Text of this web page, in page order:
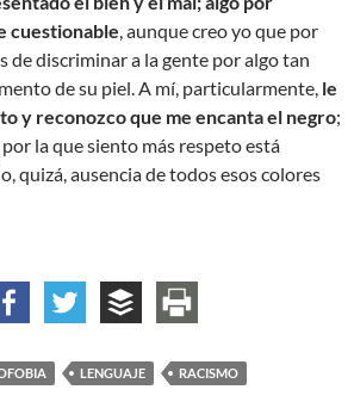
cuestionable, aunque creo yo que por
de discriminar a la gente por algo tan
de su piel. A mí, particularmente, le
y reconozco que me encanta el negro;
la que siento más respeto está
quizá, ausencia de todos esos colores
racista
LENGUAJE
RACISMO